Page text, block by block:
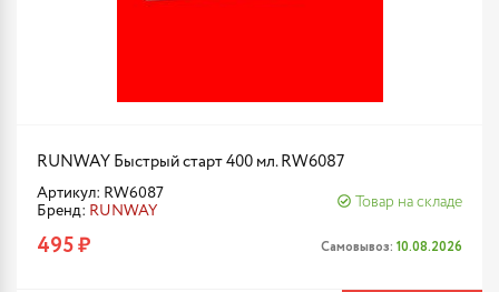
RUNWAY Быстрый старт 400 мл. RW6087
Артикул: RW6087
Бренд: RUNWAY
Товар на складе
495 ₽ Самовывоз: 10.08.2026